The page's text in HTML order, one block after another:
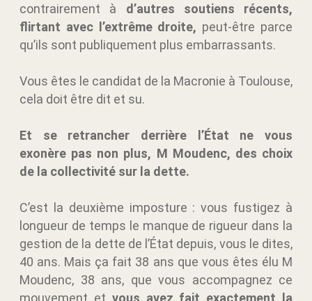
contrairement à d’autres soutiens récents,
flirtant avec l’extrême droite, peut-être parce
qu’ils sont publiquement plus embarrassants.
Vous êtes le candidat de la Macronie à Toulouse,
cela doit être dit et su.
Et se retrancher derrière l’État ne vous
exonère pas non plus, M Moudenc, des choix
de la collectivité sur la dette.
C’est la deuxième imposture : vous fustigez à
longueur de temps le manque de rigueur dans la
gestion de la dette de l’État depuis, vous le dites,
40 ans. Mais ça fait 38 ans que vous êtes élu M
Moudenc, 38 ans, que vous accompagnez ce
mouvement et vous avez fait exactement la